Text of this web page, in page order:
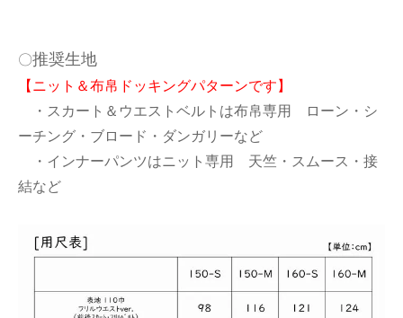
〇推奨生地
【ニット＆布帛ドッキングパターンです】
・スカート＆ウエストベルトは布帛専用 ローン・シ
ーチング・ブロード・ダンガリーなど
・インナーパンツはニット専用 天竺・スムース・接
結など